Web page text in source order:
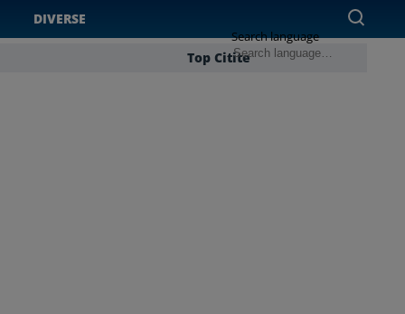
DIVERSE
Top Citite
Search language